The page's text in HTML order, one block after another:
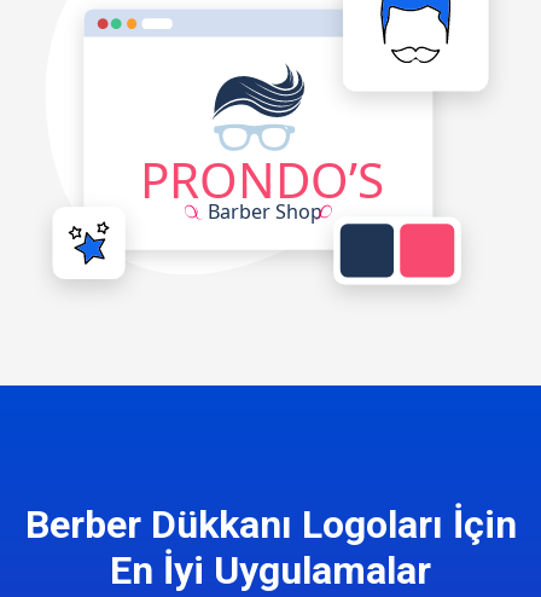
Berber Dükkanı Logoları İçin
En İyi Uygulamalar